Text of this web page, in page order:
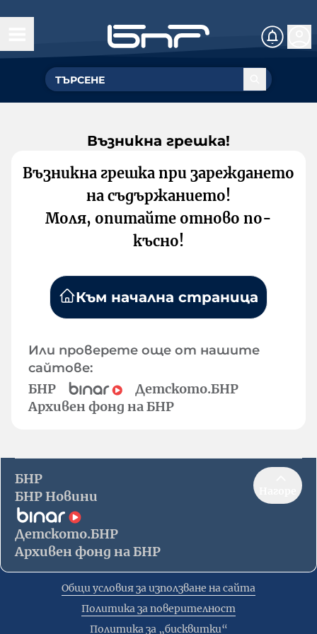
Възникна грешка!
Възникна грешка при зареждането
на съдържанието!
Моля, опитайте отново по-
късно!
Към начална страница
Или проверете още от нашите
сайтове:
БНР
Детското.БНР
Архивен фонд на БНР
БНР
БНР Новини
Детското.БНР
Архивен фонд на БНР
Общи условия за използване на сайта
Политика за поверителност
Политика за „бисквитки“